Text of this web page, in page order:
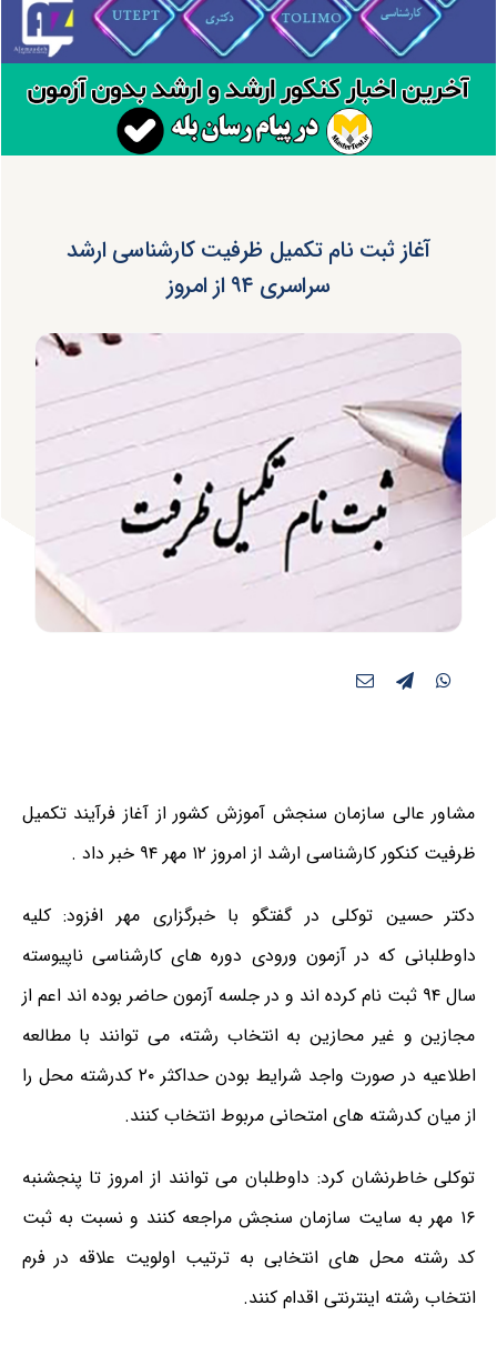
آغاز ثبت نام تکمیل ظرفیت کارشناسی ارشد
سراسری ۹۴ از امروز
مشاور عالی سازمان سنجش آموزش کشور از آغاز فرآیند تکمیل
ظرفیت کنکور کارشناسی ارشد از امروز ۱۲ مهر ۹۴ خبر داد .
دکتر حسین توکلی در گفتگو با خبرگزاری مهر افزود: کلیه
داوطلبانی که در آزمون ورودی دوره های کارشناسی ناپیوسته
سال ۹۴ ثبت نام کرده اند و در جلسه آزمون حاضر بوده اند اعم از
مجازین و غیر محازین به انتخاب رشته، می توانند با مطالعه
اطلاعیه در صورت واجد شرایط بودن حداکثر ۲۰ کدرشته محل را
از میان کدرشته های امتحانی مربوط انتخاب کنند.
توکلی خاطرنشان کرد: داوطلبان می توانند از امروز تا پنجشنبه
۱۶ مهر به سایت سازمان سنجش مراجعه کنند و نسبت به ثبت
کد رشته محل های انتخابی به ترتیب اولویت علاقه در فرم
انتخاب رشته اینترنتی اقدام کنند.